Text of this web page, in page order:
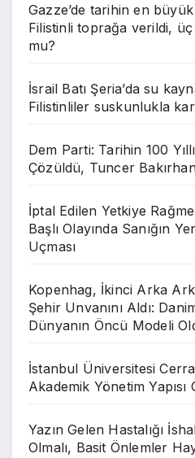
Gazze’de tarihin en
Filistinli toprağa verildi, üç
mu?
İsrail Batı Şeria’da su
Filistinliler suskunlukla
Dem Parti: Tarihin 100
Çözüldü, Tuncer
İptal Edilen Yetkiye
Başlı Olayında Sanığın
Uçması
Kopenhag, İkinci Arka
Şehir Unvanını Aldı:
Dünyanın Öncü Modeli
İstanbul Üniversitesi
Akademik Yönetim
Yazın Gelen Hastalığı
Olmalı, Basit Önlemler